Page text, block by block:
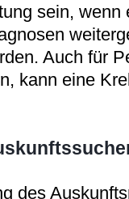
sein,
Auch für
kann eine
des